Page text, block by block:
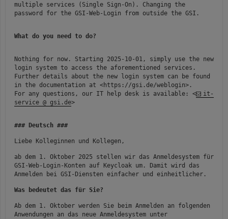
multiple services (Single Sign-On). Changing the
password for the GSI-Web-Login from outside the GSI.
What do you need to do?
Nothing for now. Starting 2025-10-01, simply use the new
login system to access the aforementioned services.
Further details about the new login system can be found
in the documentation at <https://gsi.de/weblogin> .
For any questions, our IT help desk is available: <
it-
service @ gsi.de>
### Deutsch ###
Liebe Kolleginnen und Kollegen,
ab dem 1. Oktober 2025 stellen wir das Anmeldesystem für
GSI-Web-Login-Konten auf Keycloak um. Damit wird das
Anmelden bei GSI-Diensten einfacher und einheitlicher.
Was bedeutet das für Sie?
Ab dem 1. Oktober werden Sie beim Anmelden an folgenden
Anwendungen an das neue Anmeldesystem unter